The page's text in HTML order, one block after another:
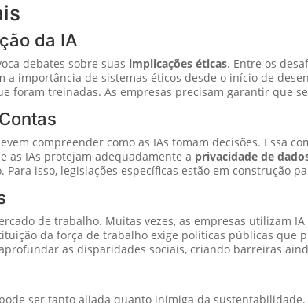
da IA
debates sobre suas implicações éticas. Entre os
a importância de sistemas éticos desde o início de
foram treinadas. As empresas precisam garantir que
compreender como as IAs tomam decisões. Essa
as IAs protejam adequadamente a privacidade de
isso, legislações específicas estão em construção
de trabalho. Muitas vezes, as empresas utilizam
da força de trabalho exige políticas públicas que
as disparidades sociais, criando barreiras
ser tanto aliada quanto inimiga da